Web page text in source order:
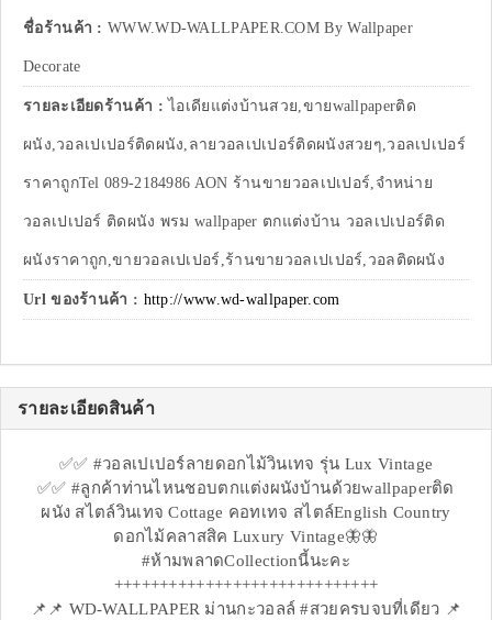
ชื่อร้านค้า : WWW.WD-WALLPAPER.COM By Wallpaper
Decorate
รายละเอียดร้านค้า :ไอเดียแต่งบ้านสวย,ขายwallpaperติด
ผนัง,วอลเปเปอร์ติดผนัง,ลายวอลเปเปอร์ติดผนังสวยๆ,วอลเปเปอร์
ราคาถูกTel 089-2184986 AON ร้านขายวอลเปเปอร์,จำหน่าย
วอลเปเปอร์ ติดผนัง พรม wallpaper ตกแต่งบ้าน วอลเปเปอร์ติด
ผนังราคาถูก,ขายวอลเปเปอร์,ร้านขายวอลเปเปอร์,วอลติดผนัง
Url ของร้านค้า : http://www.wd-wallpaper.com
รายละเอียดสินค้า
✅✅ #วอลเปเปอร์ลายดอกไม้วินเทจ รุ่น Lux Vintage
✅✅ #ลูกค้าท่านไหนชอบตกแต่งผนังบ้านด้วยwallpaperติด
ผนัง สไตล์วินเทจ Cottage คอทเทจ สไตล์English Country
ดอกไม้คลาสสิค Luxury Vintage🦋🦋
#ห้ามพลาดCollectionนี้นะคะ
+++++++++++++++++++++++++++++
📌📌 WD-WALLPAPER ม่านกะวอลล์ #สวยครบจบที่เดียว 📌